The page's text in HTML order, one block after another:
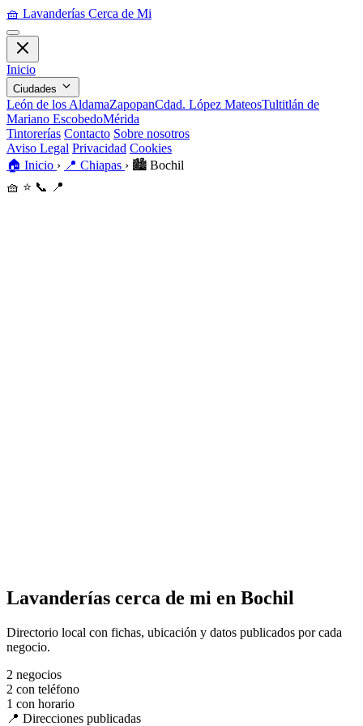
🧺 Lavanderías Cerca de Mi
Inicio
Ciudades
León de los AldamaZapopanCdad. López MateosTultitlán de
Mariano EscobedoMérida
Tintorerías Contacto Sobre nosotros
Aviso Legal Privacidad Cookies
🏠 Inicio › 📍 Chiapas › 🏙️ Bochil
🧺 ⭐ 📞 📍
Lavanderías cerca de mi en Bochil
Directorio local con fichas, ubicación y datos publicados por cada
negocio.
2 negocios
2 con teléfono
1 con horario
📍 Direcciones publicadas